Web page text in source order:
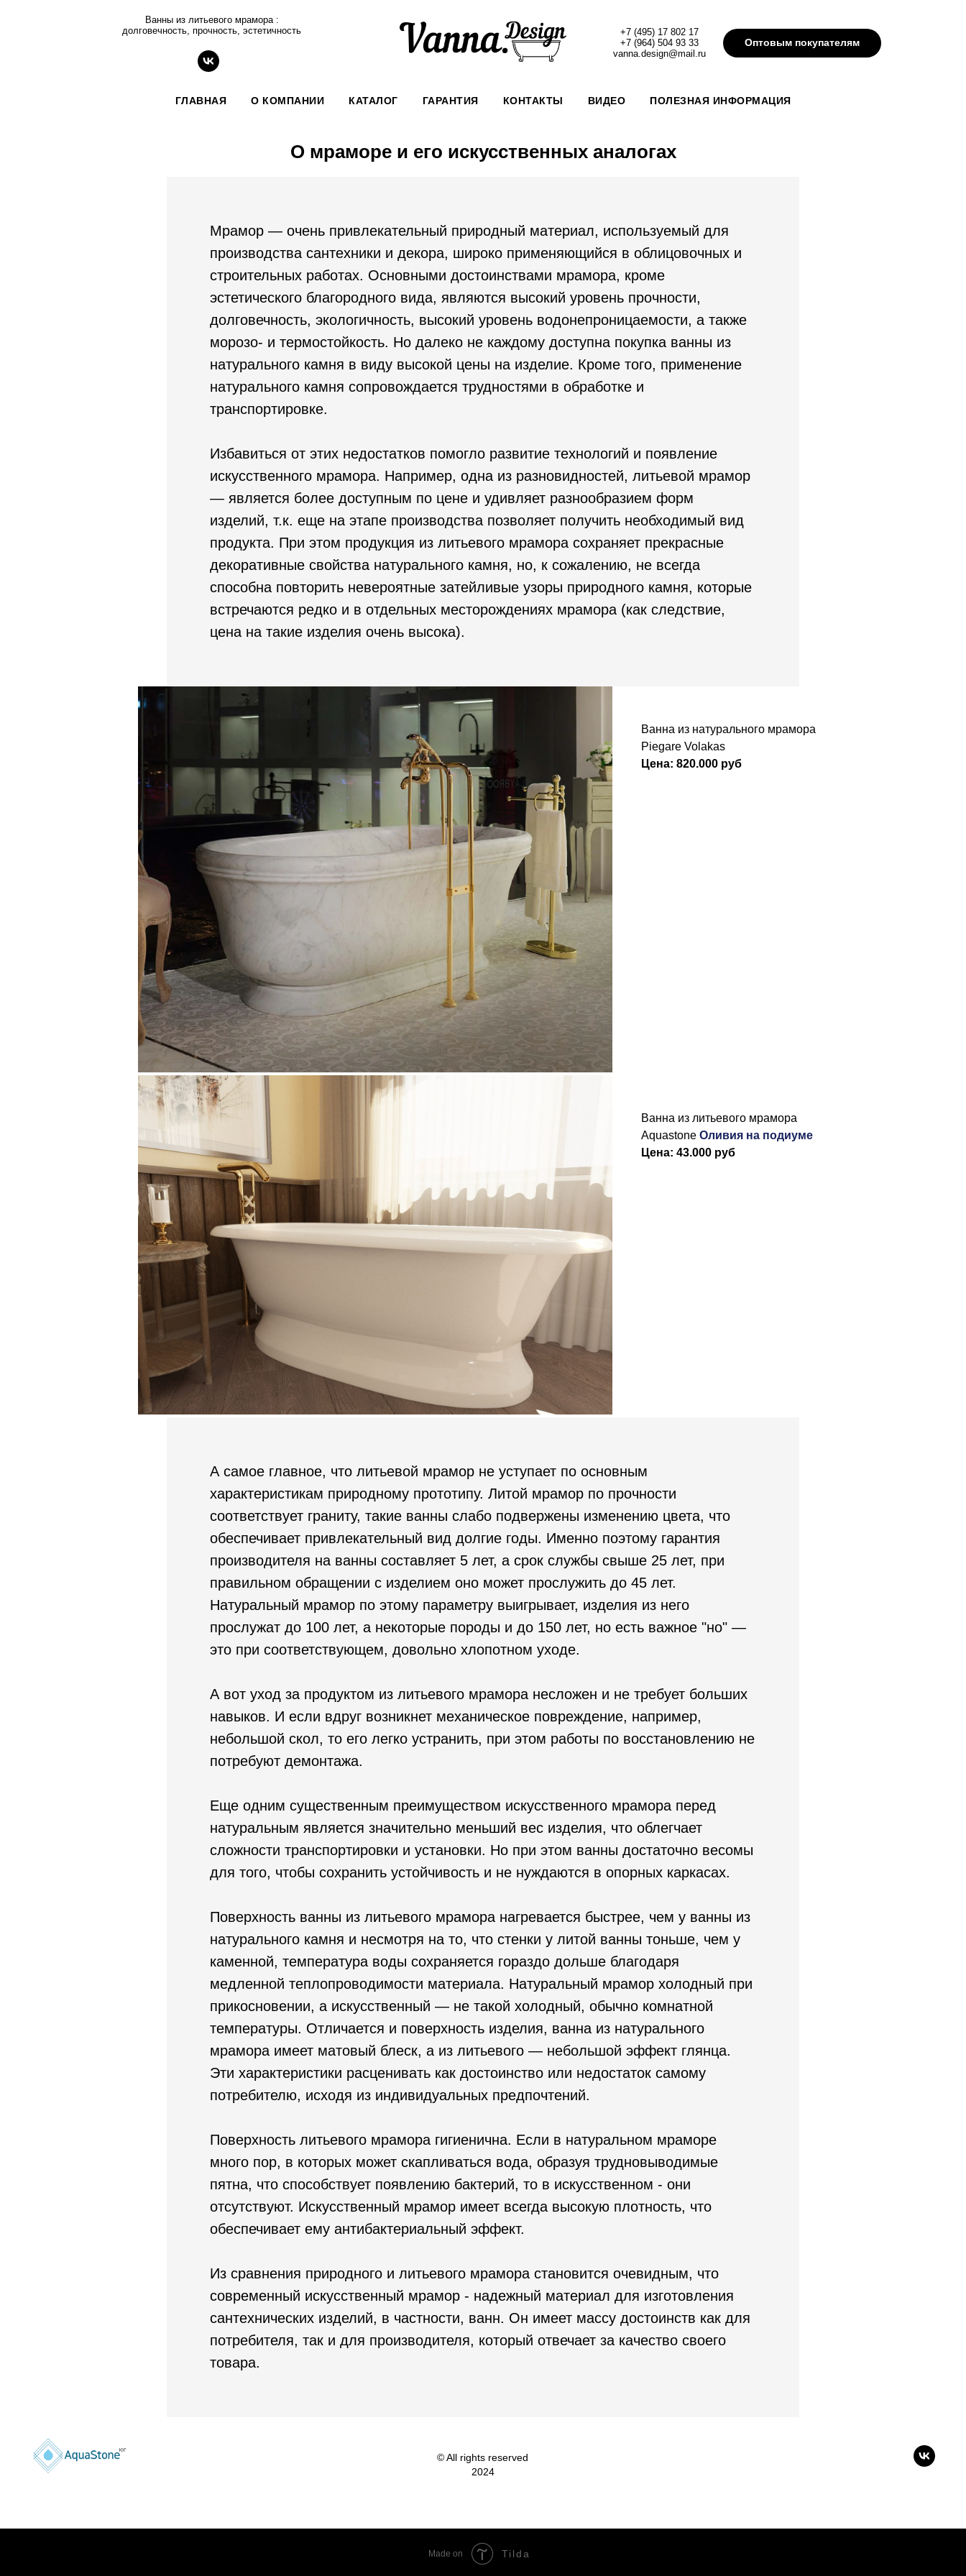
Ванны из литьевого мрамора :
долговечность, прочность, эстетичность
+7 (495) 17 802 17
+7 (964) 504 93 33
vanna.design@mail.ru
Оптовым покупателям
ГЛАВНАЯ О КОМПАНИИ КАТАЛОГ ГАРАНТИЯ КОНТАКТЫ ВИДЕО ПОЛЕЗНАЯ ИНФОРМАЦИЯ
О мраморе и его искусственных аналогах
Мрамор — очень привлекательный природный материал, используемый для
производства сантехники и декора, широко применяющийся в облицовочных и
строительных работах. Основными достоинствами мрамора, кроме
эстетического благородного вида, являются высокий уровень прочности,
долговечность, экологичность, высокий уровень водонепроницаемости, а также
морозо- и термостойкость. Но далеко не каждому доступна покупка ванны из
натурального камня в виду высокой цены на изделие. Кроме того, применение
натурального камня сопровождается трудностями в обработке и
транспортировке.
Избавиться от этих недостатков помогло развитие технологий и появление
искусственного мрамора. Например, одна из разновидностей, литьевой мрамор
— является более доступным по цене и удивляет разнообразием форм
изделий, т.к. еще на этапе производства позволяет получить необходимый вид
продукта. При этом продукция из литьевого мрамора сохраняет прекрасные
декоративные свойства натурального камня, но, к сожалению, не всегда
способна повторить невероятные затейливые узоры природного камня, которые
встречаются редко и в отдельных месторождениях мрамора (как следствие,
цена на такие изделия очень высока).
Ванна из натурального мрамора
Piegare Volakas
Цена: 820.000 руб
Ванна из литьевого мрамора
Aquastone Оливия на подиуме
Цена: 43.000 руб
А самое главное, что литьевой мрамор не уступает по основным
характеристикам природному прототипу. Литой мрамор по прочности
соответствует граниту, такие ванны слабо подвержены изменению цвета, что
обеспечивает привлекательный вид долгие годы. Именно поэтому гарантия
производителя на ванны составляет 5 лет, а срок службы свыше 25 лет, при
правильном обращении с изделием оно может прослужить до 45 лет.
Натуральный мрамор по этому параметру выигрывает, изделия из него
прослужат до 100 лет, а некоторые породы и до 150 лет, но есть важное "но" —
это при соответствующем, довольно хлопотном уходе.
А вот уход за продуктом из литьевого мрамора несложен и не требует больших
навыков. И если вдруг возникнет механическое повреждение, например,
небольшой скол, то его легко устранить, при этом работы по восстановлению не
потребуют демонтажа.
Еще одним существенным преимуществом искусственного мрамора перед
натуральным является значительно меньший вес изделия, что облегчает
сложности транспортировки и установки. Но при этом ванны достаточно весомы
для того, чтобы сохранить устойчивость и не нуждаются в опорных каркасах.
Поверхность ванны из литьевого мрамора нагревается быстрее, чем у ванны из
натурального камня и несмотря на то, что стенки у литой ванны тоньше, чем у
каменной, температура воды сохраняется гораздо дольше благодаря
медленной теплопроводимости материала. Натуральный мрамор холодный при
прикосновении, а искусственный — не такой холодный, обычно комнатной
температуры. Отличается и поверхность изделия, ванна из натурального
мрамора имеет матовый блеск, а из литьевого — небольшой эффект глянца.
Эти характеристики расценивать как достоинство или недостаток самому
потребителю, исходя из индивидуальных предпочтений.
Поверхность литьевого мрамора гигиенична. Если в натуральном мраморе
много пор, в которых может скапливаться вода, образуя трудновыводимые
пятна, что способствует появлению бактерий, то в искусственном - они
отсутствуют. Искусственный мрамор имеет всегда высокую плотность, что
обеспечивает ему антибактериальный эффект.
Из сравнения природного и литьевого мрамора становится очевидным, что
современный искусственный мрамор - надежный материал для изготовления
сантехнических изделий, в частности, ванн. Он имеет массу достоинств как для
потребителя, так и для производителя, который отвечает за качество своего
товара.
© All rights reserved
2024
Made on Tilda